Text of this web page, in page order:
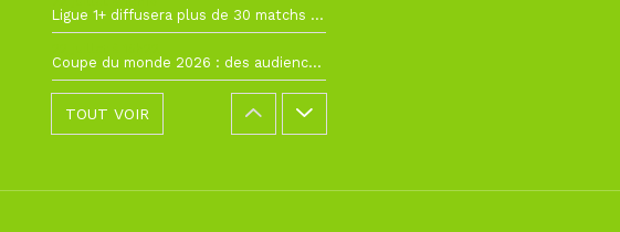
Ligue 1+ diffusera plus de 30 matchs amicaux avant la reprise de la Ligue 1
Coupe du monde 2026 : des audiences record, mais M6 devrait perdre très gros !
TOUT VOIR